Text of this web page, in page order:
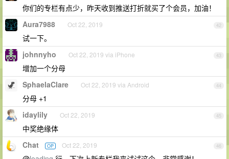
你们的专栏有点少，昨天收到推送打折就买了个会员，加油！
42
Aura7988 Oct 22, 2019
试一下。
43
johnnyho Oct 22, 2019 via iPhone
增加一个分母
44
SphaelaClare Oct 22, 2019 via Android
分母 +1
45
idaylily Oct 22, 2019
中奖绝缘体
46
Chat OP Oct 22, 2019